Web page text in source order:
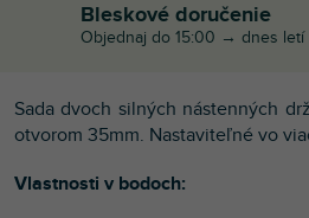
Bleskové doručenie
Objednaj do 15:00 → dnes letí
Sada dvoch silných nástenných
otvorom 35mm. Nastaviteľné vo
Vlastnosti v bodoch: